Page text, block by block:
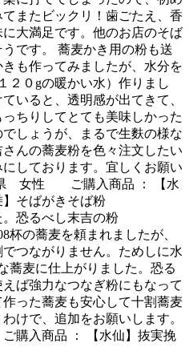
またビックリ！歯ごたえ、香
大満足です。他のお店のそば
です。 蕎麦かき用の粉も送
も作ってみましたが、水分を
２０gの暖かい水）作りまし
いると、透明感が出てきて、
ちりしてとても美味しかった
しょうが、まるで生麩の様な
んの蕎麦粉を色々注文したい
しております。宜しくお願い
県 女性 ご購入商品 ： 【水
そばがきそば粉
恐るべし末吉の粉
杯の蕎麦を頼まれましたが、
つながりません。ためしに水
蕎麦に仕上がりました。恐る
ば強力なつなぎ粉にもなって
った蕎麦も安心して十割蕎麦
けで、追加をお願いします。
入商品 ： 【水仙】抜実挽